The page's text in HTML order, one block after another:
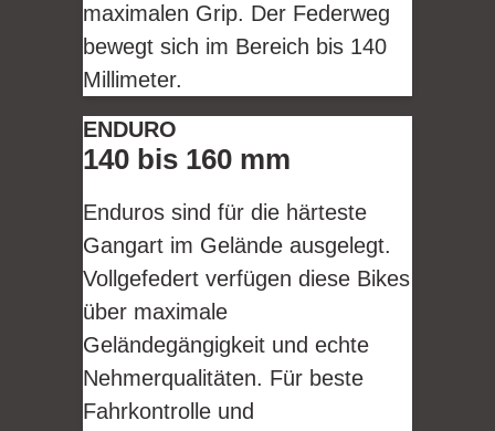
maximalen Grip. Der Federweg
bewegt sich im Bereich bis 140
Millimeter.
ENDURO
140 bis 160 mm
Enduros sind für die härteste
Gangart im Gelände ausgelegt.
Vollgefedert verfügen diese Bikes
über maximale
Geländegängigkeit und echte
Nehmerqualitäten. Für beste
Fahrkontrolle und